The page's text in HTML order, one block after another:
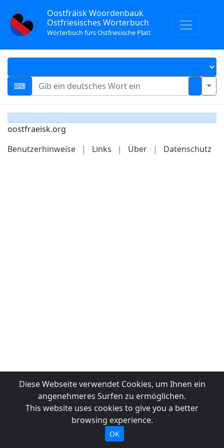
Oostfräisk Woordenbauk
Ostfriesisches Wörterbuch
Wörterbuch fürs Ostfriesische Platt
oostfraeisk.org
Benutzerhinweise
| Links | Über | Datenschutz
Diese Webseite verwendet Cookies, um Ihnen ein
angenehmeres Surfen zu ermöglichen.
This website uses cookies to give you a better
browsing experience.
OK